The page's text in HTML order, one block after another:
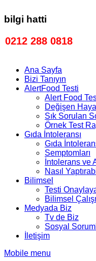
bilgi hatti
0212 288 0818
Ana Sayfa
Bizi Tanıyın
AlertFood Testi
Alert Food
Değişen
Sık Sorulan
Örnek Test
Gıda İntoleransı
Gıda
Semptomları
İntolerans ve
Nasıl
Bilimsel
Testi
Bilimsel
Medyada Biz
Tv de Biz
Sosyal
İletişim
Mobile menu